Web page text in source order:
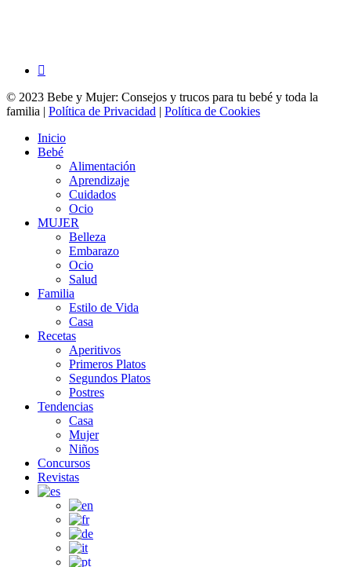
facebook
© 2023 Bebe y Mujer: Consejos y trucos para tu bebé y toda la
familia | Política de Privacidad | Política de Cookies
Close
Menu
Inicio
Bebé
Alimentación
Aprendizaje
Cuidados
Ocio
MUJER
Belleza
Embarazo
Ocio
Salud
Familia
Estilo de Vida
Casa
Recetas
Aperitivos
Primeros Platos
Segundos Platos
Postres
Tendencias
Casa
Mujer
Niños
Concursos
Revistas